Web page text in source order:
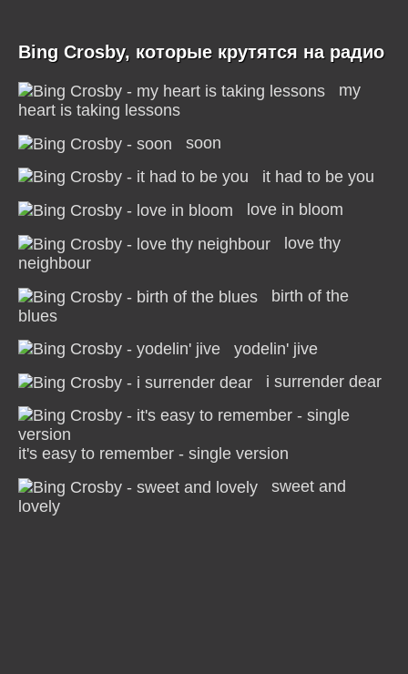
Bing Crosby, которые крутятся на радио
my
heart is taking lessons
soon
it had to be you
love in bloom
love thy
neighbour
birth of the
blues
yodelin' jive
i surrender dear
it's easy to remember - single version
sweet and
lovely